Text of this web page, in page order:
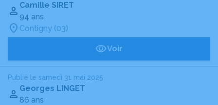
Camille SIRET
94 ans
Contigny (03)
Voir
Publié le samedi 31 mai 2025
Georges LINGET
86 ans